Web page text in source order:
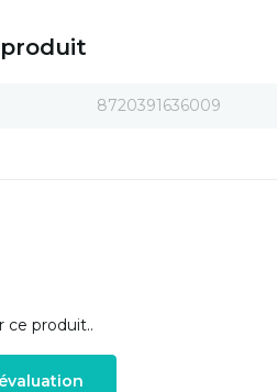
8720391636009
ce produit..